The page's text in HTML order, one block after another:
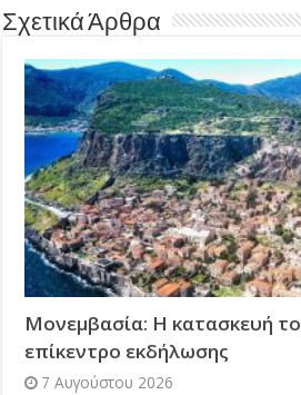
Σχετικά Άρθρα
Μονεμβασία: Η κατασκευή
επίκεντρο εκδήλωσης
7 Αυγούστου 2026